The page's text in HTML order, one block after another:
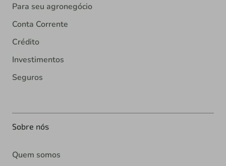
Para seu agronegócio
Conta Corrente
Crédito
Investimentos
Seguros
Sobre nós
Quem somos